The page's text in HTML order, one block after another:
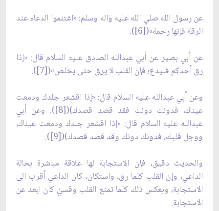
عن رسول الله صلي الله عليه واله وسلم: «اغتنموا الدعاء عند
الرقة فإنها رحمة»([6]).
عن أبي بصير عن أبي عبدالله الصادق عليه السلام قال: «إذا
رق أحدكم فليدع؛ فإن القلب لا يرق حتى يخلص»([7]).
وعن أبي عبدالله عليه السلام قال: «إذا اقشعر جلدك ودمعت
عيناك، فدونك دونك فقد قصد قصدك)([8]). وعن أبي
عبدالله عليه السلام قال: «إذا اقشعر جلدك ودمعت عيناك،
ووجل قلبك، فدونك دونك وقد قصد قصدك)([9]).
والحديث دقيق، فإن الاستجابة لها علاقة مباشرة بحالة
الداعي، وإن القلب كلما رق، واستكان، كان الداعي أقرب الى
الاستجابة، وبعكس ذلك كلما تمنع القلب وقسيٰ كان ابعد عن
الاستجابة.